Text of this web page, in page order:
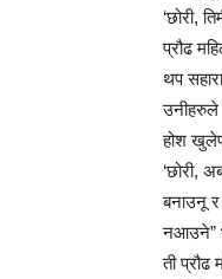
‘छोरी,
प्रौढ
थप
उनीहरुले
होश
‘छोरी,
बनाउनू र
नआउने”
ती प्रौढ